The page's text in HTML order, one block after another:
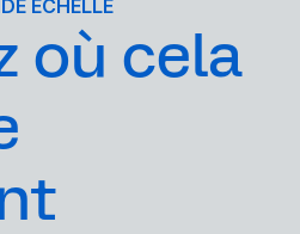
ÉCHELLE
où cela